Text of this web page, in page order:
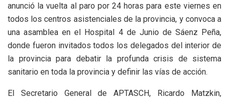
anunció la vuelta al paro por 24 horas para este viernes en
todos los centros asistenciales de la provincia, y convoca a
una asamblea en el Hospital 4 de Junio de Sáenz Peña,
donde fueron invitados todos los delegados del interior de
la provincia para debatir la profunda crisis de sistema
sanitario en toda la provincia y definir las vías de acción.
El Secretario General de APTASCH, Ricardo Matzkin,